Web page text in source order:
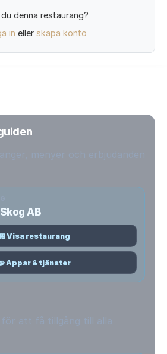
denna restaurang?
in eller skapa konto
AB
Visa restaurang
Appar & tjänster